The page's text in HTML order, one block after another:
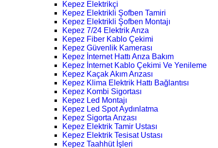
Kepez Elektrikçi
Kepez Elektrikli Şofben Tamiri
Kepez Elektrikli Şofben Montajı
Kepez 7/24 Elektrik Arıza
Kepez Fiber Kablo Çekimi
Kepez Güvenlik Kamerası
Kepez İnternet Hattı Arıza Bakım
Kepez İnternet Kablo Çekimi Ve Yenileme
Kepez Kaçak Akım Arızası
Kepez Klima Elektrik Hattı Bağlantısı
Kepez Kombi Sigortası
Kepez Led Montajı
Kepez Led Spot Aydınlatma
Kepez Sigorta Arızası
Kepez Elektrik Tamir Ustası
Kepez Elektrik Tesisat Ustası
Kepez Taahhüt İşleri